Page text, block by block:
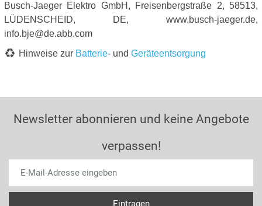
Busch-Jaeger Elektro GmbH, Freisenbergstraße 2, 58513,
LÜDENSCHEID, DE, www.busch-jaeger.de,
info.bje@de.abb.com
Hinweise zur Batterie- und Geräteentsorgung
Newsletter abonnieren und keine Angebote
verpassen!